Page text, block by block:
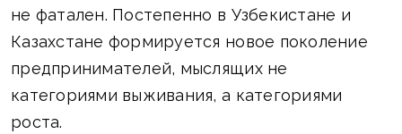
не фатален. Постепенно в Узбекистане и
Казахстане формируется новое поколение
предпринимателей, мыслящих не
категориями выживания, а категориями
роста.